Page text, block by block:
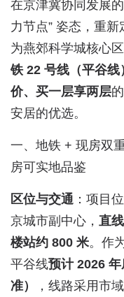
在京津冀协同发展
力节点” 姿态，重
为燕郊科学城核心
铁 22 号线（平谷
价、买一层享两层
安居的优选。
一、地铁 + 现房双
房可实地品鉴
区位与交通 ：项目
京城市副中心， 直
楼站约 800 米。作
平谷线预计 2026
准）
，线路采用市